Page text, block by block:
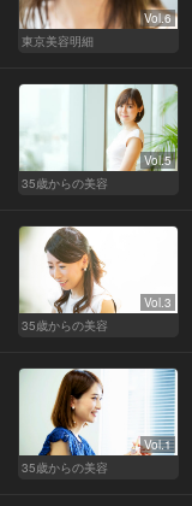
Vol.6
東京美容明細
Vol.5
35歳からの美容
Vol.3
35歳からの美容
Vol.1
35歳からの美容